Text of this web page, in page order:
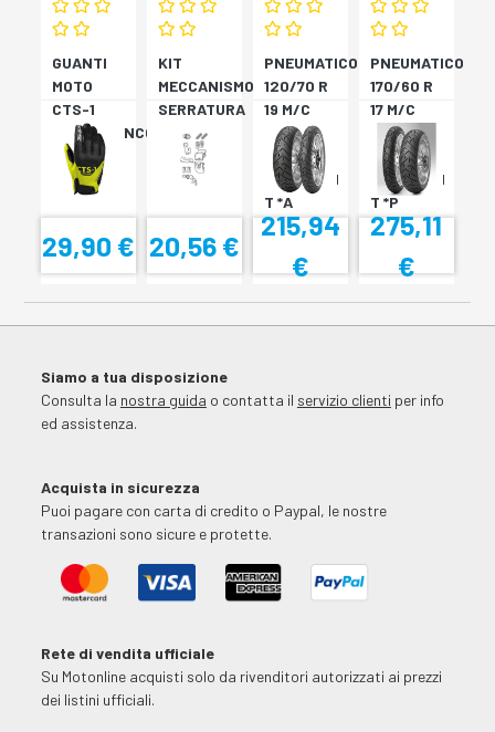
GUANTI
MOTO
CTS-1
NERO/BIANCO
29,90 €
KIT
MECCANISMO
SERRATURA
SH33
SH34
20,56 €
PNEUMATICO
120/70 R
19 M/C
60V TL
???
SCORPION
T *A
215,94
€
PNEUMATICO
170/60 R
17 M/C
72V
TL????
SCORPION
T *P
275,11
€
Siamo a tua disposizione
Consulta la nostra guida o contatta il servizio clienti per info
ed assistenza.
Acquista in sicurezza
Puoi pagare con carta di credito o Paypal, le nostre
transazioni sono sicure e protette.
Rete di vendita ufficiale
Su Motonline acquisti solo da rivenditori autorizzati ai prezzi
dei listini ufficiali.